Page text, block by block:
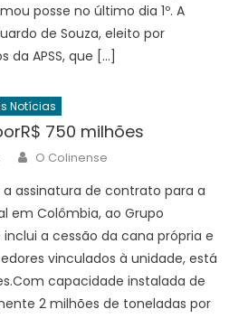
posse no último dia 1º. A
de Souza, eleito por
APSS, que […]
Notícias
750 milhões
Author
O Colinense
a assinatura de contrato para a
em Colômbia, ao Grupo
a cessão da cana própria e
vinculados à unidade, está
capacidade instalada de
2 milhões de toneladas por